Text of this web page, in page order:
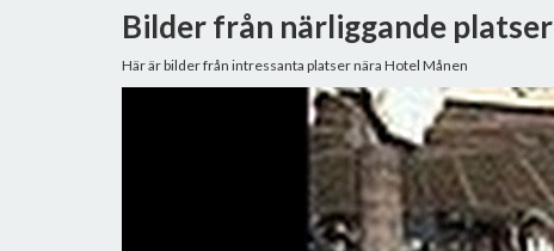
Bilder från närliggande platser
Här är bilder från intressanta platser nära Hotel Månen